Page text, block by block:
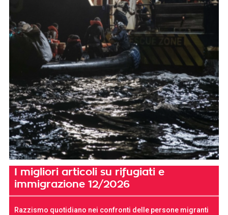
I migliori articoli su rifugiati e
immigrazione 12/2026
Razzismo quotidiano nei confronti delle persone migranti